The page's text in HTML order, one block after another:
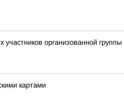
организованной группы
картами